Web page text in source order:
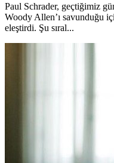
Paul Schrader, geçtiğimiz
Woody Allen’ı savunduğu
eleştirdi. Şu sıral...